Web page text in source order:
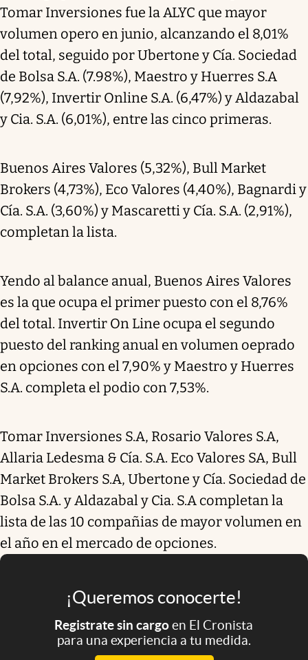
Tomar Inversiones fue la ALYC que mayor
volumen opero en junio, alcanzando el 8,01%
del total, seguido por Ubertone y Cía. Sociedad
de Bolsa S.A. (7.98%), Maestro y Huerres S.A
(7,92%), Invertir Online S.A. (6,47%) y Aldazabal
y Cia. S.A. (6,01%), entre las cinco primeras.
Buenos Aires Valores (5,32%), Bull Market
Brokers (4,73%), Eco Valores (4,40%), Bagnardi y
Cía. S.A. (3,60%) y Mascaretti y Cía. S.A. (2,91%),
completan la lista.
Yendo al balance anual, Buenos Aires Valores
es la que ocupa el primer puesto con el 8,76%
del total. Invertir On Line ocupa el segundo
puesto del ranking anual en volumen oeprado
en opciones con el 7,90% y Maestro y Huerres
S.A. completa el podio con 7,53%.
Tomar Inversiones S.A, Rosario Valores S.A,
Allaria Ledesma & Cía. S.A. Eco Valores SA, Bull
Market Brokers S.A, Ubertone y Cía. Sociedad de
Bolsa S.A. y Aldazabal y Cia. S.A completan la
lista de las 10 compañias de mayor volumen en
el año en el mercado de opciones.
¡Queremos conocerte!
Registrate sin cargoen El Cronista
para una experiencia a tu medida.